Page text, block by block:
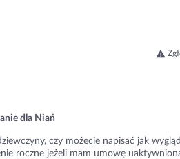
dla Niań
czy możecie napisać jak
roczne jeżeli mam umowę